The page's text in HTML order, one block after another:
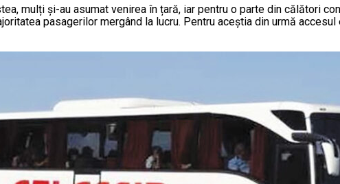
mulți și-au asumat venirea în țară, iar pentru o parte din călători
pasagerilor mergând la lucru. Pentru aceștia din urmă